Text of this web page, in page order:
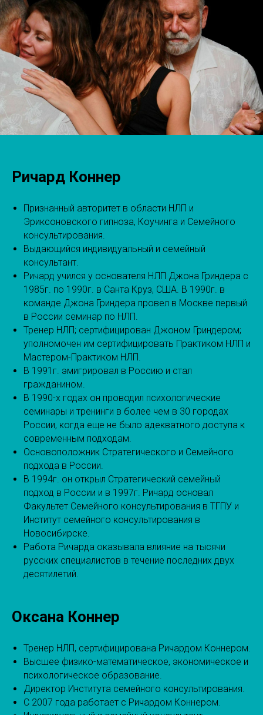
Ричард Коннер
Признанный авторитет в области НЛП и
Эриксоновского гипноза, Коучинга и Семейного
консультирования.
Выдающийся индивидуальный и семейный
консультант.
Ричард учился у основателя НЛП Джона Гриндера с
1985г. по 1990г. в Санта Круз, США. В 1990г. в
команде Джона Гриндера провел в Москве первый
в России семинар по НЛП.
Тренер НЛП; сертифицирован Джоном Гриндером;
уполномочен им сертифицировать Практиком НЛП и
Мастером-Практиком НЛП.
В 1991г. эмигрировал в Россию и стал
гражданином.
В 1990-х годах он проводил психологические
семинары и тренинги в более чем в 30 городах
России, когда еще не было адекватного доступа к
современным подходам.
Основоположник Стратегического и Семейного
подхода в России.
В 1994г. он открыл Стратегический семейный
подход в России и в 1997г. Ричард основал
Факультет Семейного консультирования в ТГПУ и
Институт семейного консультирования в
Новосибирске.
Работа Ричарда оказывала влияние на тысячи
русских специалистов в течение последних двух
десятилетий.
Оксана Коннер
Тренер НЛП, сертифицирована Ричардом Коннером.
Высшее физико-математическое, экономическое и
психологическое образование.
Директор Института семейного консультирования.
С 2007 года работает с Ричардом Коннером.